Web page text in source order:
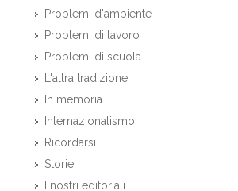
Problemi d'ambiente
Problemi di lavoro
Problemi di scuola
L'altra tradizione
In memoria
Internazionalismo
Ricordarsi
Storie
I nostri editoriali